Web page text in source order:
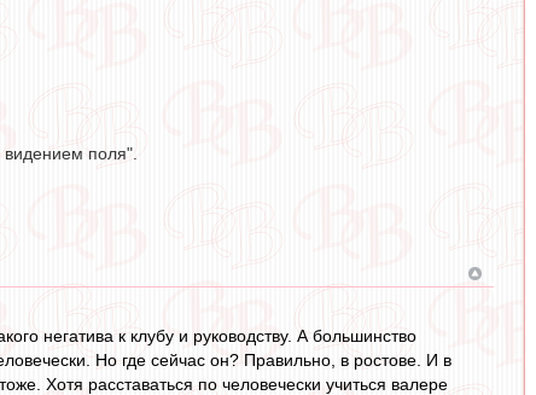
поля".
негатива к клубу и руководству. А большинство
Но где сейчас он? Правильно, в ростове. И в
Хотя расставаться по человечески учиться валере